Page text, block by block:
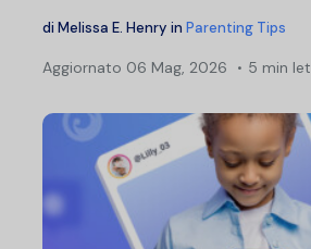
di Melissa E. Henry in Parenting Tips
Aggiornato 06 Mag, 2026 5 min